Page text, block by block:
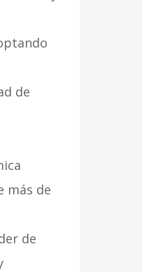
de
más de
de